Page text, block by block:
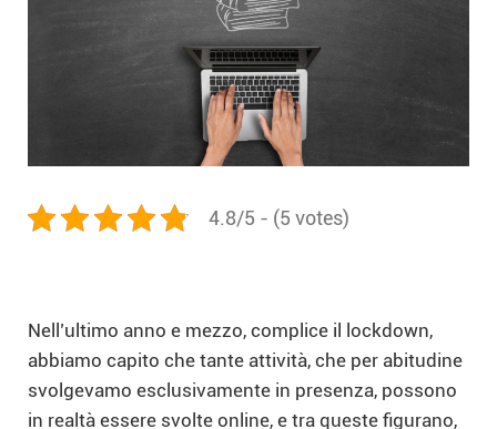
4.8/5 - (5 votes)
Nell’ultimo anno e mezzo, complice il lockdown,
abbiamo capito che tante attività, che per abitudine
svolgevamo esclusivamente in presenza, possono
in realtà essere svolte online, e tra queste figurano,